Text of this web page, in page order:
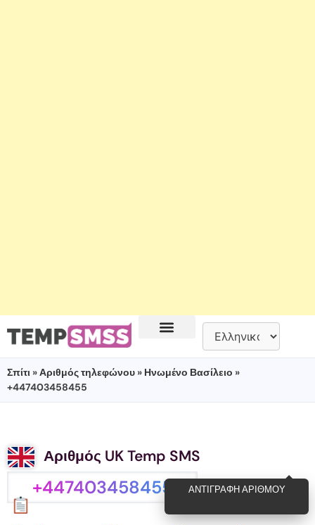
Σπίτι »Αριθμός τηλεφώνου » Ηνωμένο Βασίλειο »
+447403458455
Αριθμός UK Temp SMS
+447403458455 ΑΝΤΙΓΡΑΦΉ ΑΡΙΘΜΟΎ